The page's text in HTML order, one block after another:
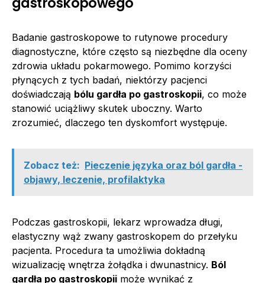
Badanie gastroskopowe to rutynowe procedury
diagnostyczne, które często są niezbędne dla oceny
zdrowia układu pokarmowego. Pomimo korzyści
płynących z tych badań, niektórzy pacjenci
doświadczają bólu gardła po gastroskopii, co może
stanowić uciążliwy skutek uboczny. Warto
zrozumieć, dlaczego ten dyskomfort występuje.
Zobacz też: Pieczenie języka oraz ból gardła -
objawy, leczenie, profilaktyka
Podczas gastroskopii, lekarz wprowadza długi,
elastyczny wąż zwany gastroskopem do przełyku
pacjenta. Procedura ta umożliwia dokładną
wizualizację wnętrza żołądka i dwunastnicy. Ból
gardła po gastroskopii może wynikać z